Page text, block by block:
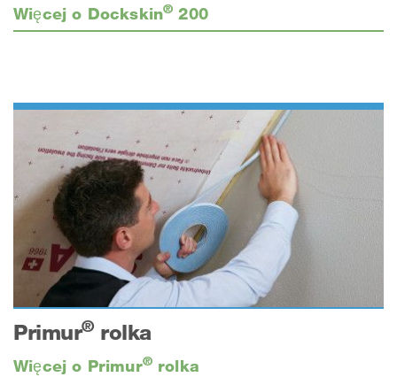
Więcej o Dockskin® 200
Primur®rolka
Więcej o Primur®rolka